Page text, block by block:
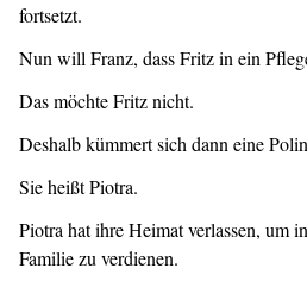
fortsetzt.
Nun will Franz, dass Fritz in ein
Das möchte Fritz nicht.
Deshalb kümmert sich dann eine
Sie heißt Piotra.
Piotra hat ihre Heimat verlassen, um
Familie zu verdienen.